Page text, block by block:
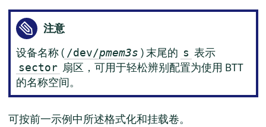
注意
设备名称 ( /dev/pmem3s ) 末尾的 s 表示
sector 扇区，可用于轻松辨别配置为使用 BTT
的名称空间。
可按前一示例中所述格式化和挂载卷。